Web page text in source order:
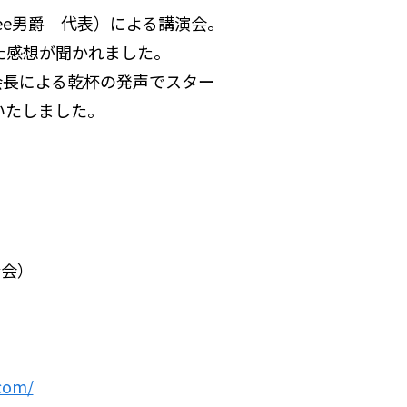
爵 代表）による講演会。
想が聞かれました。
による乾杯の発声でスター
しました。
）